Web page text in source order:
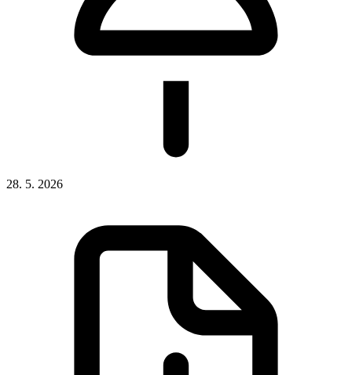
28. 5. 2026